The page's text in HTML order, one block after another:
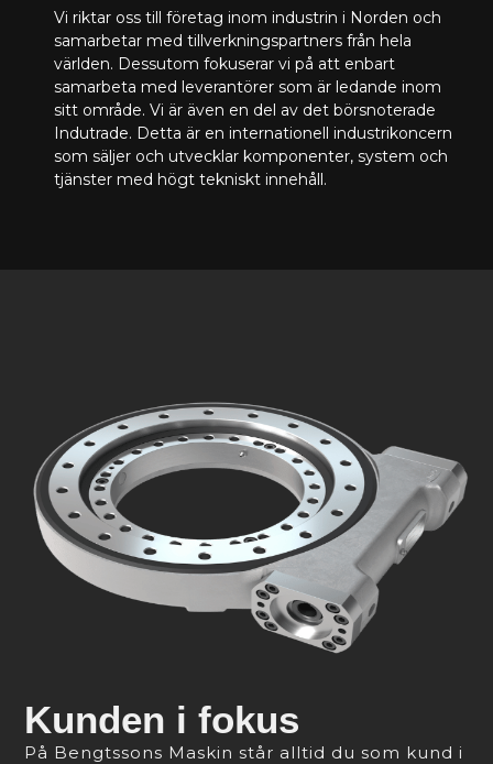
Vi riktar oss till företag inom industrin i Norden och
samarbetar med tillverkningspartners från hela
världen. Dessutom fokuserar vi på att enbart
samarbeta med leverantörer som är ledande inom
sitt område. Vi är även en del av det börsnoterade
Indutrade. Detta är en internationell industrikoncern
som säljer och utvecklar komponenter, system och
tjänster med högt tekniskt innehåll.
Kunden i fokus
På Bengtssons Maskin står alltid du som kund i